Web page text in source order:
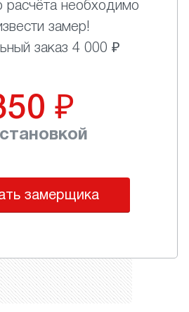
расчёта необходимо
замер!
заказ 4 000 ₽
₽
замерщика